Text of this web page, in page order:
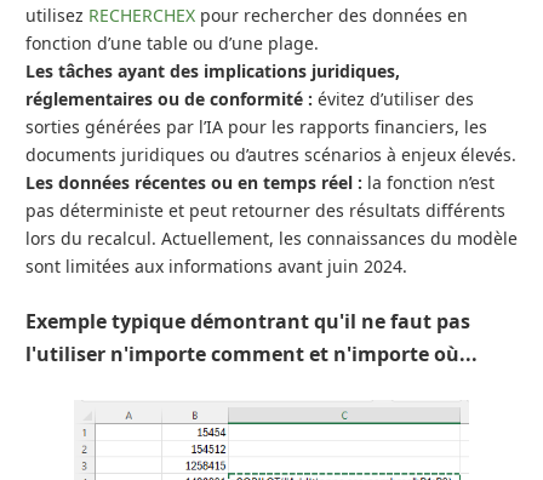
utilisez RECHERCHEX pour rechercher des données en
fonction d’une table ou d’une plage.
Les tâches ayant des implications juridiques,
réglementaires ou de conformité : évitez d’utiliser des
sorties générées par l’IA pour les rapports financiers, les
documents juridiques ou d’autres scénarios à enjeux élevés.
Les données récentes ou en temps réel : la fonction n’est
pas déterministe et peut retourner des résultats différents
lors du recalcul. Actuellement, les connaissances du modèle
sont limitées aux informations avant juin 2024.
Exemple typique démontrant qu'il ne faut pas
l'utiliser n'importe comment et n'importe où...